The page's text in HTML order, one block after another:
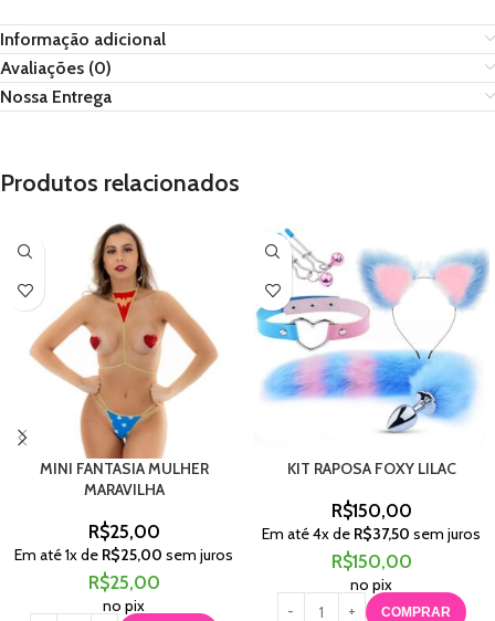
Informação adicional
Avaliações (0)
Nossa Entrega
Produtos relacionados
MINI FANTASIA MULHER
MARAVILHA
R$25,00
Em até1x de R$25,00 sem juros
R$25,00
no pix
KIT RAPOSA FOXY LILAC
R$150,00
Em até4x de R$37,50 sem juros
R$150,00
no pix
COMPRAR